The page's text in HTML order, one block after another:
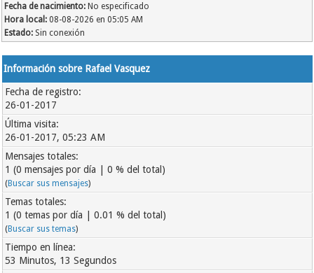
Fecha de nacimiento: No especificado
Hora local: 08-08-2026 en 05:05 AM
Estado: Sin conexión
Información sobre Rafael Vasquez
Fecha de registro:
26-01-2017
Última visita:
26-01-2017, 05:23 AM
Mensajes totales:
1 (0 mensajes por día | 0 % del total)
(Buscar sus mensajes)
Temas totales:
1 (0 temas por día | 0.01 % del total)
(Buscar sus temas)
Tiempo en línea:
53 Minutos, 13 Segundos